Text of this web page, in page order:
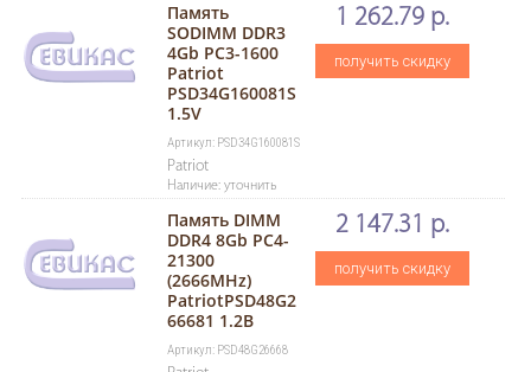
Память
SODIMM DDR3
4Gb PC3-1600
Patriot
PSD34G160081S
1.5V
Артикул: PSD34G160081S
Patriot
Наличие: уточнить
1 262.79 р.
получить скидку
Память DIMM
DDR4 8Gb PC4-
21300
(2666MHz)
PatriotPSD48G2
66681 1.2B
Артикул: PSD48G26668
2 147.31 р.
получить скидку